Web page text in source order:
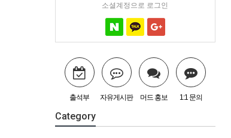
소셜계정으로 로그인
출석부 자유게시판 머드 홍보 1:1 문의
Category